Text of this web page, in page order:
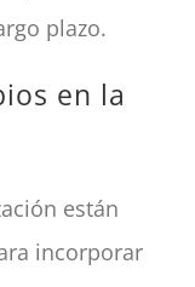
plazo.
en la
están
incorporar